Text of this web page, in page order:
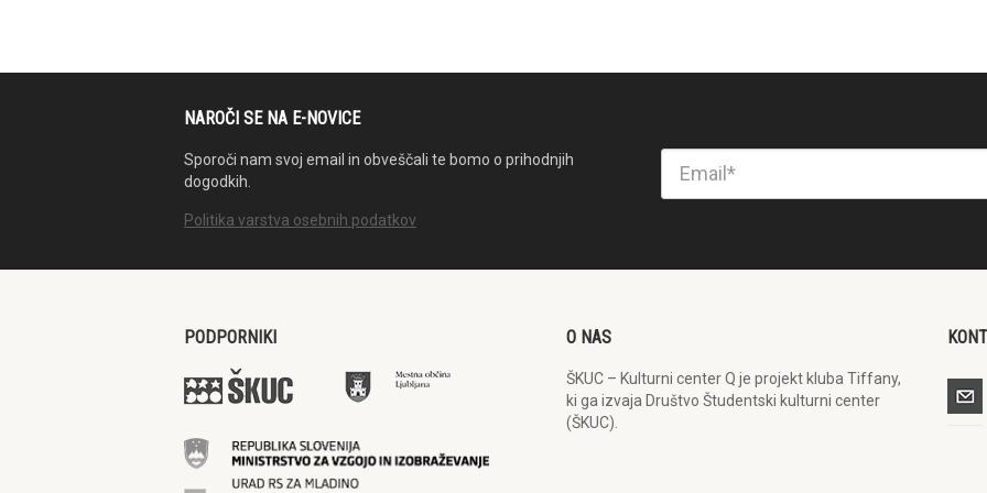
NAROČI SE NA E-NOVICE
Sporoči nam svoj email in obveščali te bomo o prihodnjih
dogodkih.
Politika varstva osebnih podatkov
PODPORNIKI O NAS
ŠKUC – Kulturni center Q je projekt kluba Tiffany,
ki ga izvaja Društvo Študentski kulturni center
(ŠKUC).